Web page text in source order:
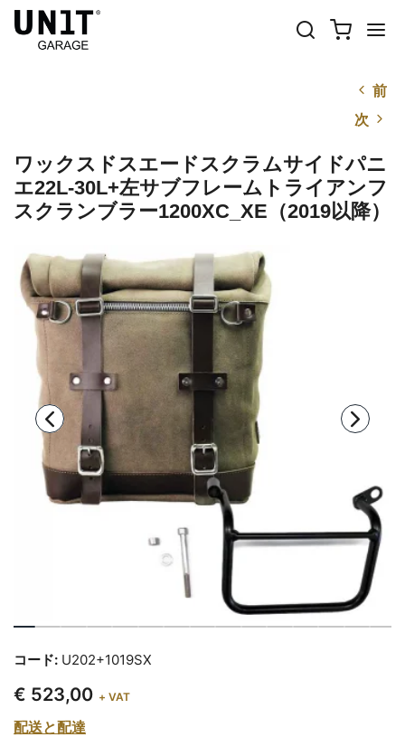
前
次
ワックスドスエードスクラムサイドパニ
エ22L-30L+左サブフレームトライアンフ
スクランブラー1200XC_XE（2019以降）
コード: U202+1019SX
€ 523,00 + VAT
配送と配達